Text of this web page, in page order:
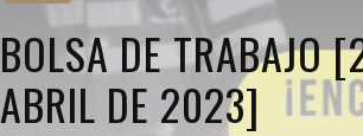
BOLSA DE TRABAJO
ABRIL DE 2023]